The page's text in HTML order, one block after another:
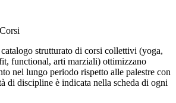
strutturato di corsi collettivi (yoga,
functional, arti marziali) ottimizzano
nel lungo periodo rispetto alle palestre con
di discipline è indicata nella scheda di ogni